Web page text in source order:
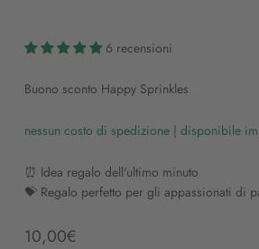
6 recensioni
Buono sconto Happy Sprinkles
nessun costo di spedizione | disponibile
⏰ Idea regalo dell'ultimo minuto
💝 Regalo perfetto per gli appassionati di
Angebot
10,00€